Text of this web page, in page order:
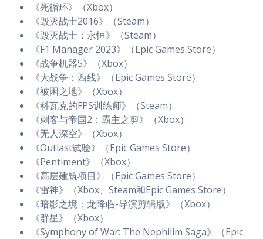
《死循环》（Xbox）
《毁灭战士2016》（Steam）
《毁灭战士：永恒》（Steam）
《F1 Manager 2023》（Epic Games Store）
《战争机器5》（Xbox）
《大战争：西线》（Epic Games Store）
《被困之地》（Xbox）
《科瓦克的FPS训练师》（Steam）
《刺客与帝国2：霸主之剪》（Xbox）
《无人深空》（Xbox）
《Outlast试验》（Epic Games Store）
《Pentiment》（Xbox）
《高层建筑项目》（Epic Games Store）
《雷神》（Xbox、Steam和Epic Games Store）
《暗影之境：龙降临-导演剪辑版》（Xbox）
《群星》（Xbox）
《Symphony of War: The Nephilim Saga》（Epic